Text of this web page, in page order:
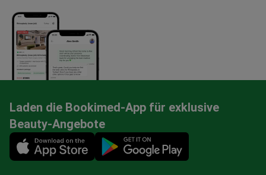
Laden die Bookimed-App für exklusive
Beauty-Angebote
Mobile app illustration